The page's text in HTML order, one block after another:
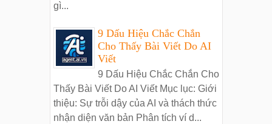
gì...
9 Dấu Hiệu Chắc Chắn
Cho Thấy Bài Viết Do AI
Viết
9 Dấu Hiệu Chắc Chắn Cho
Thấy Bài Viết Do AI Viết Mục lục: Giới
thiệu: Sự trỗi dậy của AI và thách thức
nhận diện văn bản Phân tích ví d...